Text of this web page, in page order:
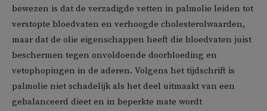
bewezen is dat de verzadigde vetten in palmolie leiden tot
verstopte bloedvaten en verhoogde cholesterolwaarden,
maar dat de olie eigenschappen heeft die bloedvaten juist
beschermen tegen onvoldoende doorbloeding en
vetophopingen in de aderen. Volgens het tijdschrift is
palmolie niet schadelijk als het deel uitmaakt van een
gebalanceerd dieet en in beperkte mate wordt